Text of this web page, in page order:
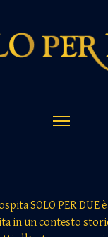
SOLO PER DUE
in un contesto